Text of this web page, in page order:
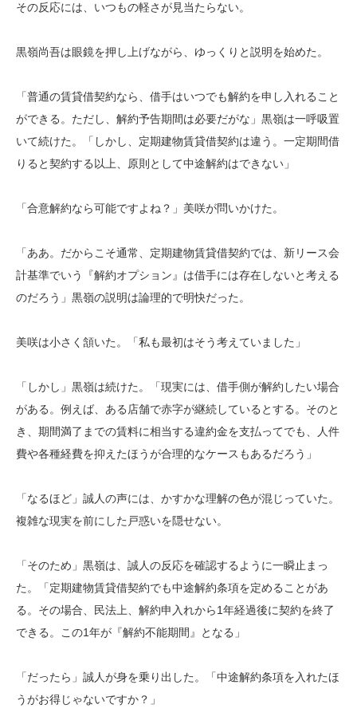
その反応には、いつもの軽さが見当たらない。
黒嶺尚吾は眼鏡を押し上げながら、ゆっくりと説明を始めた。
「普通の賃貸借契約なら、借手はいつでも解約を申し入れること
ができる。ただし、解約予告期間は必要だがな」黒嶺は一呼吸置
いて続けた。「しかし、定期建物賃貸借契約は違う。一定期間借
りると契約する以上、原則として中途解約はできない」
「合意解約なら可能ですよね？」美咲が問いかけた。
「ああ。だからこそ通常、定期建物賃貸借契約では、新リース会
計基準でいう『解約オプション』は借手には存在しないと考える
のだろう」黒嶺の説明は論理的で明快だった。
美咲は小さく頷いた。「私も最初はそう考えていました」
「しかし」黒嶺は続けた。「現実には、借手側が解約したい場合
がある。例えば、ある店舗で赤字が継続しているとする。そのと
き、期間満了までの賃料に相当する違約金を支払ってでも、人件
費や各種経費を抑えたほうが合理的なケースもあるだろう」
「なるほど」誠人の声には、かすかな理解の色が混じっていた。
複雑な現実を前にした戸惑いを隠せない。
「そのため」黒嶺は、誠人の反応を確認するように一瞬止まっ
た。「定期建物賃貸借契約でも中途解約条項を定めることがあ
る。その場合、民法上、解約申入れから1年経過後に契約を終了
できる。この1年が『解約不能期間』となる」
「だったら」誠人が身を乗り出した。「中途解約条項を入れたほ
うがお得じゃないですか？」